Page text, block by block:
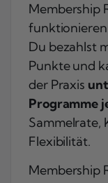
Membership
funktionieren
Du bezahlst
Punkte und
der Praxis
Programme
Sammelrate,
Flexibilität.
Membership